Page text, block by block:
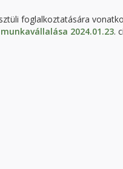
foglalkoztatására
2024.01.23.